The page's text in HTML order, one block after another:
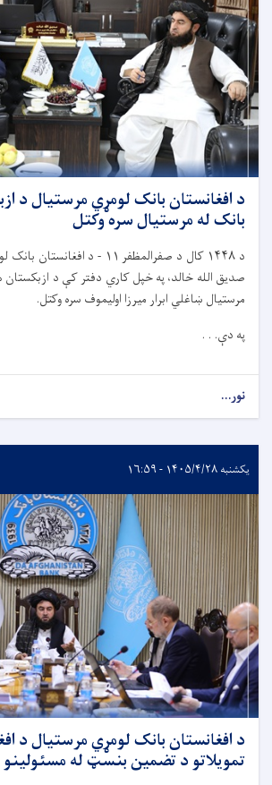
د افغانستان بانک لومړي مرستیال د
بانک له مرستیال سره وکتل
د ۱۴۴۸ کال د صفرالمظفر ۱۱ -
د افغانستان بانک
صدیق الله خالد، په خپل کاري دفتر کې د ازبکستان
مرستیال ښاغلي ابرار میرزا اولیموف سره وکتل.
په دې. . .
نور...
یکشنبه ۱۴۰۵/۴/۲۸ - ۱۶:۵۹
د افغانستان بانک لومړي مرستیال د
تمویلاتو د تضمین بنسټ له